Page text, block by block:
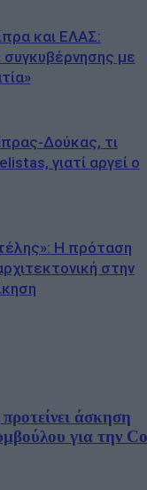
και ΕΛΑΣ:
με
Δούκας, τι
γιατί αργεί ο
Η πρόταση
στην
άσκηση
για την